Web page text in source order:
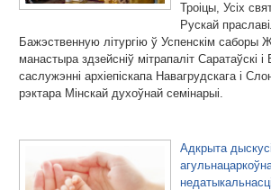
Троіцы, Усіх
Рускай
Бажэственную літургію ў Успенскім саборы
манастыра здзейсніў мітрапаліт Саратаўскі і
саслужэнні архіепіскапа Навагрудскага і
рэктара Мінскай духоўнай семінарыі.
Адкрыта